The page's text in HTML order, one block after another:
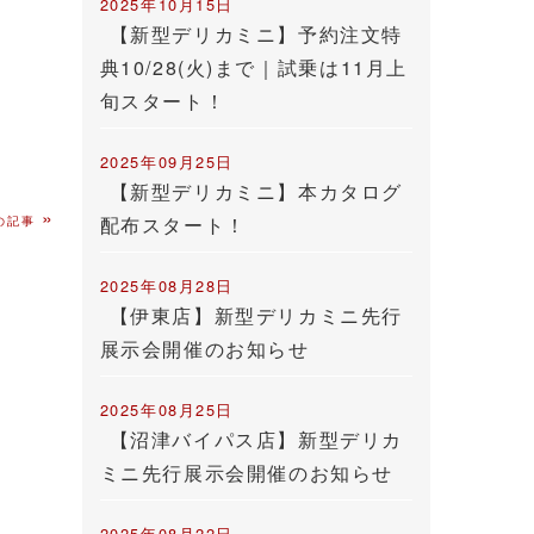
記事 »
【新型デリカミニ】予約注文特
典10/28(火)まで｜試乗は11月上
旬スタート！
2025年09月25日
【新型デリカミニ】本カタログ
配布スタート！
2025年08月28日
【伊東店】新型デリカミニ先行
展示会開催のお知らせ
2025年08月25日
【沼津バイパス店】新型デリカ
ミニ先行展示会開催のお知らせ